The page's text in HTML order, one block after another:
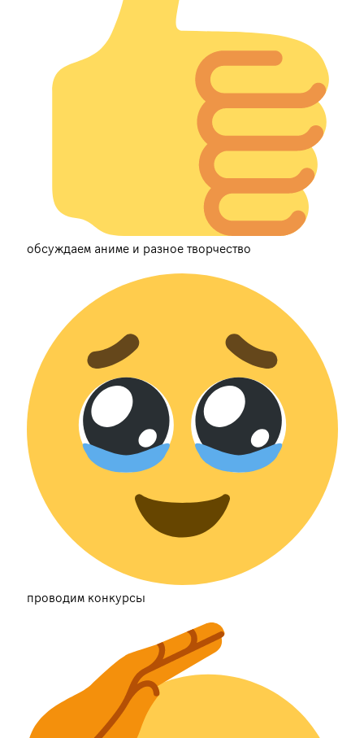
обсуждаем аниме и разное творчество
проводим конкурсы